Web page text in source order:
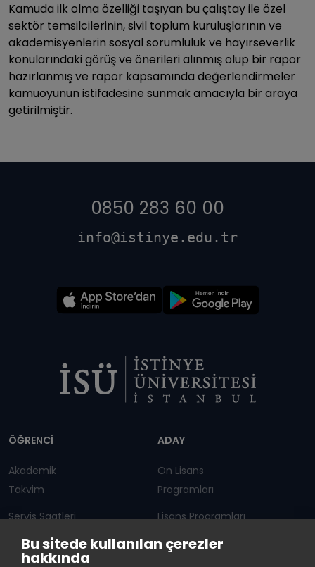
Bu sitede kullanılan çerezler
hakkında
Kamuda ilk olma özelliği taşıyan bu çalıştay ile özel
sektör temsilcilerinin, sivil toplum kuruluşlarının ve
akademisyenlerin sosyal sorumluluk ve hayırseverlik
konularındaki görüş ve önerileri alınmış olup bir rapor
hazırlanmış ve rapor kapsamında değerlendirmeler
kamuoyunun istifadesine sunmak amacıyla bir araya
getirilmiştir.
0850 283 60 00
info@istinye.edu.tr
ÖĞRENCİ
Akademik
Takvim
Servis Saatleri
Duyurular
ADAY
Ön Lisans
Programları
Lisans Programları
Lisansüstü